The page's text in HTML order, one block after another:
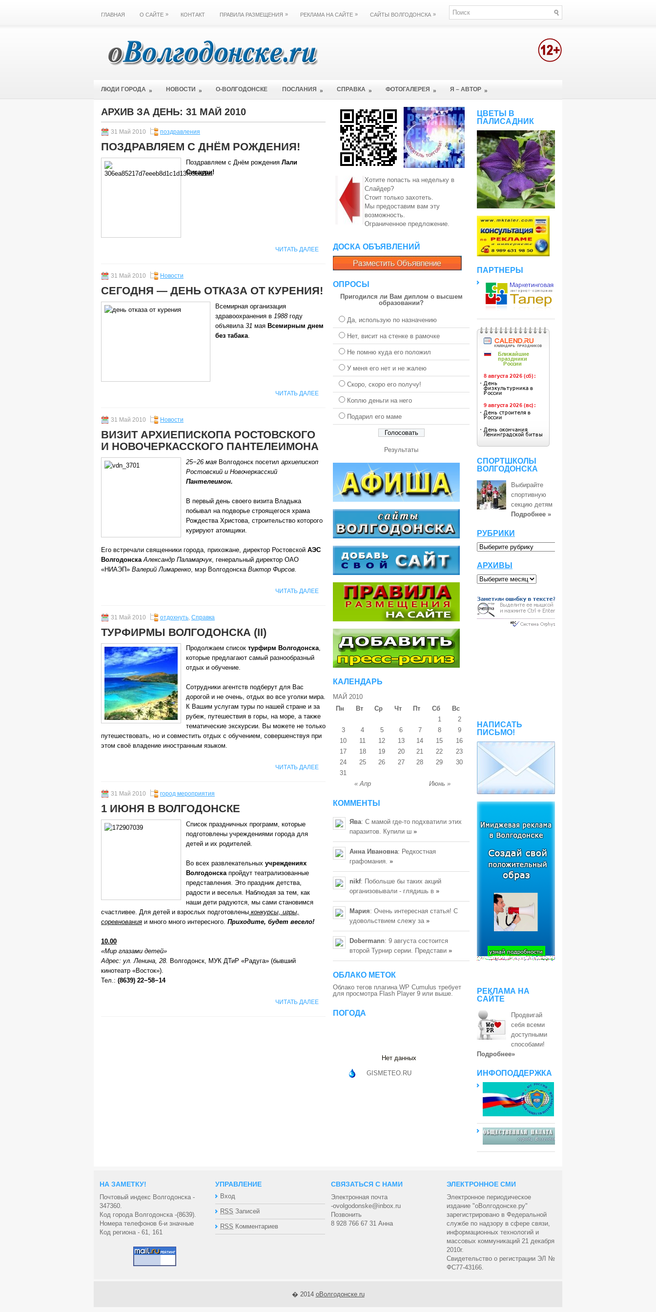
ГЛАВНАЯ О САЙТЕ » КОНТАКТ ПРАВИЛА РАЗМЕЩЕНИЯ » РЕКЛАМА НА САЙТЕ » САЙТЫ ВОЛГОДОНСКА »
ЛЮДИ ГОРОДА » НОВОСТИ » О-ВОЛГОДОНСКЕ ПОСЛАНИЯ » СПРАВКА » ФОТОГАЛЕРЕЯ » Я – АВТОР »
АРХИВ ЗА ДЕНЬ: 31 МАЙ 2010
31 Май 2010 поздравления
ПОЗДРАВЛЯЕМ С ДНЁМ РОЖДЕНИЯ!
Поздравляем с Днём рождения Лали
Сисаури!
ЧИТАТЬ ДАЛЕЕ
31 Май 2010 Новости
СЕГОДНЯ — ДЕНЬ ОТКАЗА ОТ КУРЕНИЯ!
Всемирная организация
здравоохранения в 1988 году
объявила 31 мая Всемирным днем
без табака.
ЧИТАТЬ ДАЛЕЕ
31 Май 2010 Новости
ВИЗИТ АРХИЕПИСКОПА РОСТОВСКОГО
И НОВОЧЕРКАССКОГО ПАНТЕЛЕИМОНА
25−26 мая Волгодонск посетил архиепископ
Ростовский и Новочеркасский
Пантелеимон.
В первый день своего визита Владыка
побывал на подворье строящегося храма
Рождества Христова, строительство которого
курируют атомщики.
Его встречали священники города, прихожане, директор Ростовской АЭС
Волгодонска Александр Паламарчук, генеральный директор ОАО
«НИАЭП» Валерий Лимаренко, мэр Волгодонска Виктор Фирсов.
ЧИТАТЬ ДАЛЕЕ
31 Май 2010 отдохнуть, Справка
ТУРФИРМЫ ВОЛГОДОНСКА (II)
Продолжаем список турфирм Волгодонска,
которые предлагают самый разнообразный
отдых и обучение.
Сотрудники агентств подберут для Вас
дорогой и не очень, отдых во все уголки мира.
К Вашим услугам туры по нашей стране и за
рубеж, путешествия в горы, на море, а также
тематические экскурсии. Вы можете не только
путешествовать, но и совместить отдых с обучением, совершенствуя при
этом своё владение иностранным языком.
ЧИТАТЬ ДАЛЕЕ
31 Май 2010 город мероприятия
1 ИЮНЯ В ВОЛГОДОНСКЕ
Список праздничных программ, которые
подготовлены учреждениями города для
детей и их родителей.
Во всех развлекательных учреждениях
Волгодонскапройдут театрализованные
представления. Это праздник детства,
радости и веселья. Наблюдая за тем, как
наши дети радуются, мы сами становимся
счастливее. Для детей и взрослых подготовлены конкурсы, игры,
соревнования и много много интересного. Приходите, будет весело!
10.00
«Мир глазами детей»
Адрес: ул. Ленина, 28. Волгодонск, МУК ДТиР «Радуга» (бывший
кинотеатр «Восток»).
Тел.: (8639) 22−58−14
ЧИТАТЬ ДАЛЕЕ
Хотите попасть на недельку в
Слайдер?
Стоит только захотеть.
Мы предоставим вам эту
возможность.
Ограниченное предложение.
ДОСКА ОБЪЯВЛЕНИЙ
ОПРОСЫ
Пригодился ли Вам диплом о высшем
образовании?
Да, использую по назначению
Нет, висит на стенке в рамочке
Не помню куда его положил
У меня его нет и не жалею
Скоро, скоро его получу!
Коплю деньги на него
Подарил его маме
Результаты
КАЛЕНДАРЬ
МАЙ 2010
Пн
Вт Ср Чт Пт Сб Вс
« Апр Июнь »
1
2
3
4 5 6 7 8
9
10
11 12 13 14 15
16
17
18 19 20 21 22
23
24
25 26 27 28 29
30
31
КОММЕНТЫ
Ява: С мамой где-то подхватили этих
паразитов. Купили ш »
Анна Ивановна: Редкостная
графомания. »
nikf: Побольше бы таких акций
организовывали - глядишь в »
Мария: Очень интересная статья! С
удовольствием слежу за »
Dobermann: 9 августа состоится
второй Турнир серии. Представи »
ОБЛАКО МЕТОК
Облако тегов плагина WP Cumulus требует
для просмотра Flash Player 9 или выше.
ПОГОДА
Нет данных
GISMETEO.RU
ЦВЕТЫ В
ПАЛИСАДНИК
ПАРТНЕРЫ
СПОРТШКОЛЫ
ВОЛГОДОНСКА
Выбирайте
спортивную
секцию детям
Подробнее »
РУБРИКИ
АРХИВЫ
НАПИСАТЬ
ПИСЬМО!
РЕКЛАМА НА
САЙТЕ
Продвигай
себя всеми
доступными
способами!
Подробнее»
ИНФОПОДДЕРЖКА
НА ЗАМЕТКУ!
Почтовый индекс Волгодонска -
347360.
Код города Волгодонска -(8639).
Номера телефонов 6-и значные
Код региона - 61, 161
УПРАВЛЕНИЕ
Вход
RSS Записей
RSS Комментариев
СВЯЗАТЬСЯ С НАМИ
Электронная почта
-ovolgodonske@inbox.ru
Позвонить
8 928 766 67 31 Анна
ЭЛЕКТРОННОЕ СМИ
Электронное периодическое
издание "оВолгодонске.ру"
зарегистрировано в Федеральной
службе по надзору в сфере связи,
информационных технологий и
массовых коммуникаций 21 декабря
2010г.
Свидетельство о регистрации ЭЛ №
ФС77-43166.
� 2014 оВолгодонске.ru